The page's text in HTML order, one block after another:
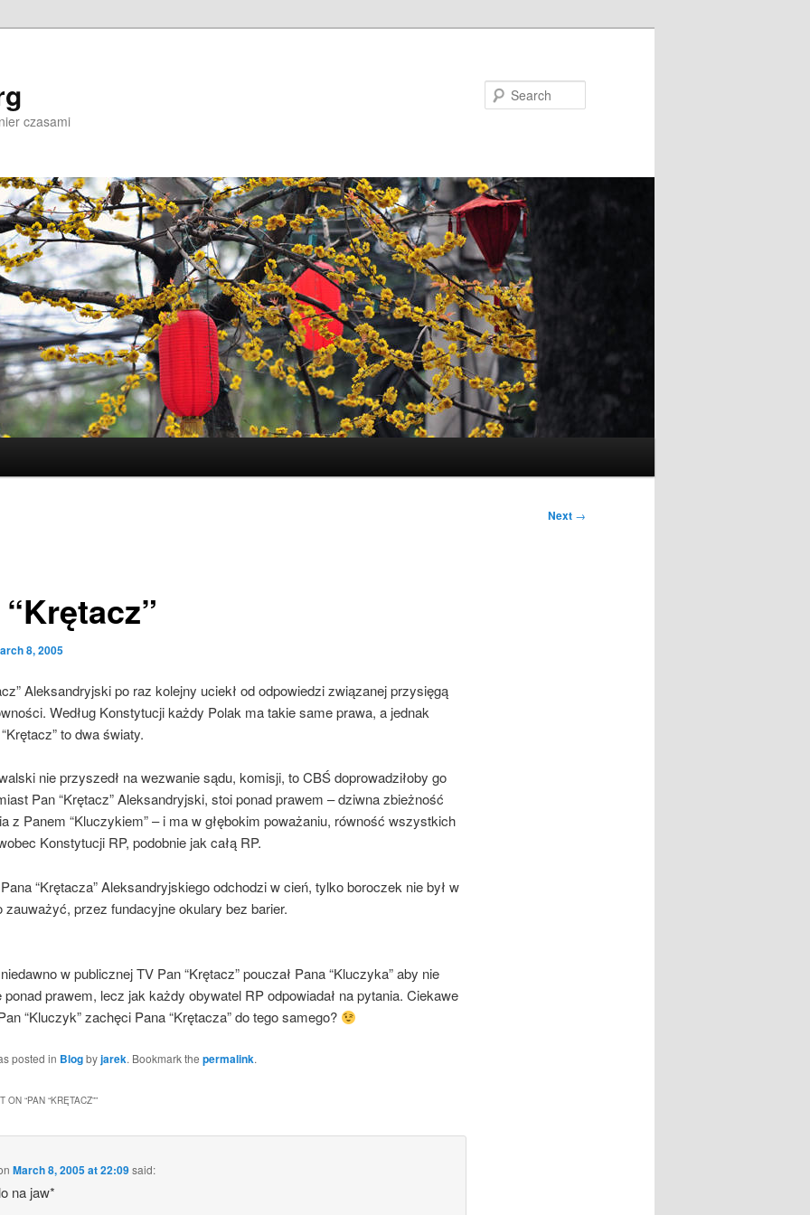
czasami
Next →
8, 2005
Aleksandryjski po raz kolejny uciekł od odpowiedzi związanej przysięgą
Według Konstytucji każdy Polak ma takie same prawa, a jednak
to dwa światy.
nie przyszedł na wezwanie sądu, komisji, to CBŚ doprowadziłoby go
Pan “Krętacz” Aleksandryjski, stoi ponad prawem – dziwna zbieżność
z Panem “Kluczykiem” – i ma w głębokim poważaniu, równość wszystkich
Konstytucji RP, podobnie jak całą RP.
“Krętacza” Aleksandryjskiego odchodzi w cień, tylko boroczek nie był w
zauważyć, przez fundacyjne okulary bez barier.
w publicznej TV Pan “Krętacz” pouczał Pana “Kluczyka” aby nie
ponad prawem, lecz jak każdy obywatel RP odpowiadał na pytania. Ciekawe
“Kluczyk” zachęci Pana “Krętacza” do tego samego?
posted in Blogbyjarek. Bookmark the permalink.
ON “PAN “KRĘTACZ””
March 8, 2005 at 22:09said:
na jaw*